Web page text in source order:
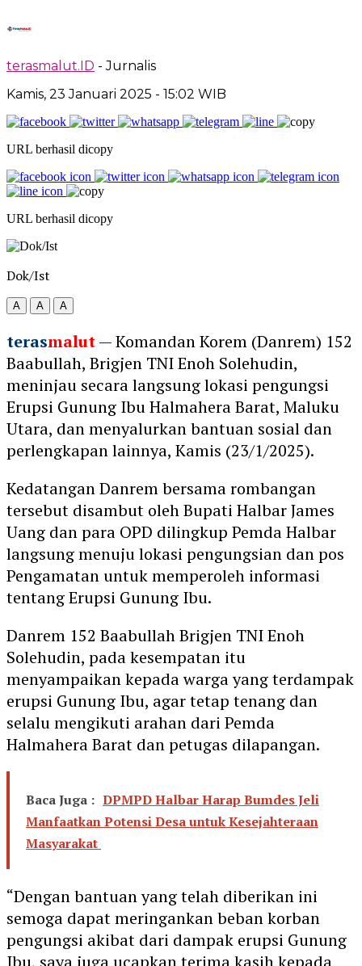
terasmalut.ID - Jurnalis
Kamis, 23 Januari 2025 - 15:02 WIB
URL berhasil dicopy
URL berhasil dicopy
Dok/Ist
A A A
terasmalut— Komandan Korem (Danrem) 152
Baabullah, Brigjen TNI Enoh Solehudin,
meninjau secara langsung lokasi pengungsi
Erupsi Gunung Ibu Halmahera Barat, Maluku
Utara, dan menyalurkan bantuan sosial dan
perlengkapan lainnya, Kamis (23/1/2025).
Kedatangan Danrem bersama rombangan
tersebut disambut oleh Bupati Halbar James
Uang dan para OPD dilingkup Pemda Halbar
langsung menuju lokasi pengungsian dan pos
Pengamatan untuk memperoleh informasi
tentang Erupsi Gunung Ibu.
Danrem 152 Baabullah Brigjen TNI Enoh
Solehudin, pada kesempatan itu
menyampaikan kepada warga yang terdampak
erupsi Gunung Ibu, agar tetap tenang dan
selalu mengikuti arahan dari Pemda
Halmahera Barat dan petugas dilapangan.
Baca Juga : DPMPD Halbar Harap Bumdes Jeli
Manfaatkan Potensi Desa untuk Kesejahteraan
Masyarakat
“Dengan bantuan yang telah diberikan ini
semoga dapat meringankan beban korban
pengungsi akibat dari dampak erupsi Gunung
Ibu, saya juga ucapkan terima kasih kepada